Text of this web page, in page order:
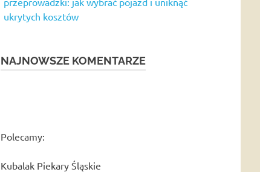
ukrytych kosztów
NAJNOWSZE KOMENTARZE
Polecamy:
Kubalak Piekary Śląskie